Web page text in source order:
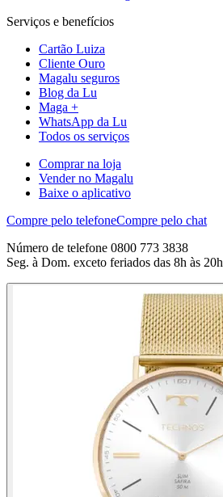
Serviços e benefícios
Cartão Luiza
Cliente Ouro
Magalu seguros
Blog da Lu
Maga +
WhatsApp da Lu
Todos os serviços
Comprar na loja
Vender no Magalu
Baixe o aplicativo
Compre pelo telefoneCompre pelo chat
Número de telefone 0800 773 3838
Seg. à Dom. exceto feriados das 8h às 20h